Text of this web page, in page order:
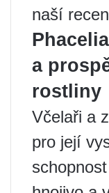
naší
a
rostliny
Včelaři a
pro její